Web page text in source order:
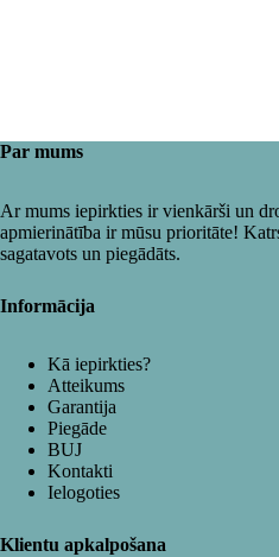
Par mums
Ar mums iepirkties ir vienkārši un
apmierinātība ir mūsu prioritāte!
sagatavots un piegādāts.
Informācija
Kā iepirkties?
Atteikums
Garantija
Piegāde
BUJ
Kontakti
Ielogoties
Klientu apkalpošana